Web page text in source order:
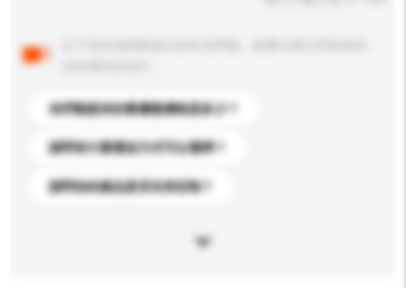
你們能提供的最優惠價格是多少？
請問有什麼運送方式可以選擇？
請問你的產品是否支持定制？